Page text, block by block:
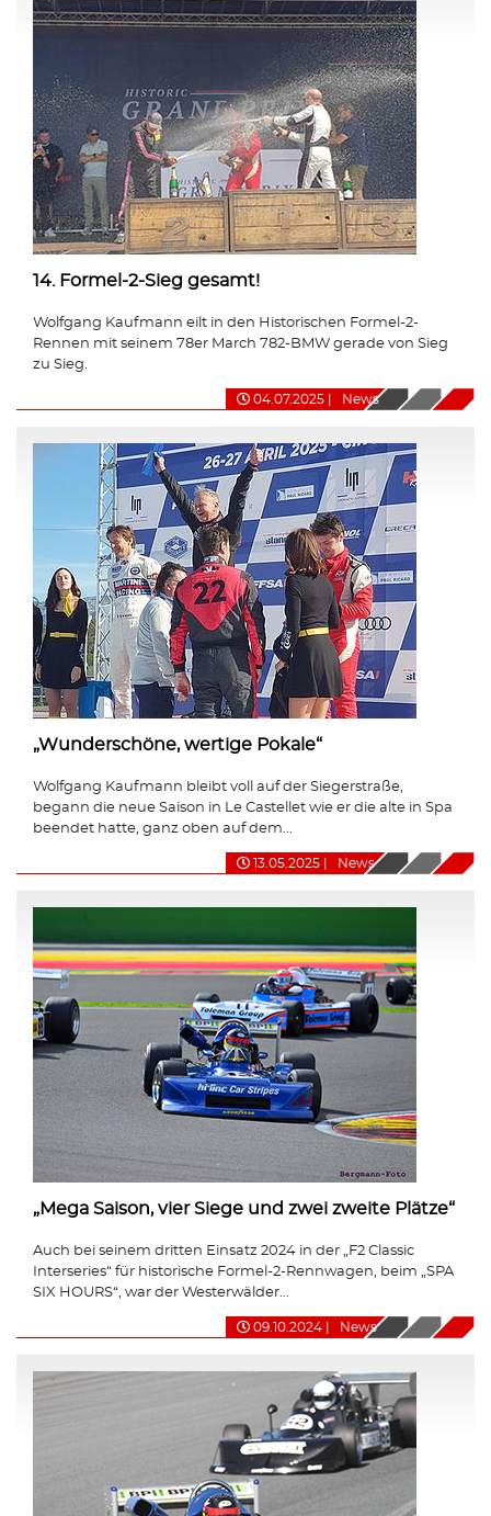
14. Formel-2-Sieg gesamt!
Wolfgang Kaufmann eilt in den Historischen Formel-2-
Rennen mit seinem 78er March 782-BMW gerade von Sieg
zu Sieg.
04.07.2025 News
„Wunderschöne, wertige Pokale“
Wolfgang Kaufmann bleibt voll auf der Siegerstraße,
begann die neue Saison in Le Castellet wie er die alte in Spa
beendet hatte, ganz oben auf dem...
13.05.2025 News
„Mega Saison, vier Siege und zwei zweite Plätze“
Auch bei seinem dritten Einsatz 2024 in der „F2 Classic
Interseries“ für historische Formel-2-Rennwagen, beim „SPA
SIX HOURS“, war der Westerwälder...
09.10.2024 News